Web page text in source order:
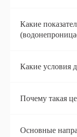
Какие
Какие условия
Почему такая
Основные
5030045216